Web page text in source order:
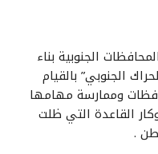
الجنوبية بناء
الجنوبي” بالقيام
وممارسة مهامها
القاعدة التي ظلت
.